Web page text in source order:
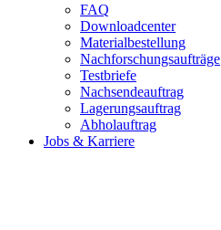
FAQ
Downloadcenter
Materialbestellung
Nachforschungsaufträge
Testbriefe
Nachsendeauftrag
Lagerungsauftrag
Abholauftrag
Jobs & Karriere